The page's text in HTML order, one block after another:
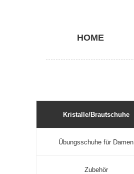
HOME
Kristalle/Brautschuhe
Übungsschuhe für Damen
Zubehör